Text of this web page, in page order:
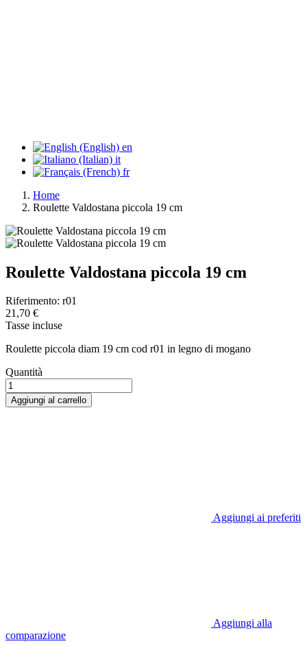
en
it
fr
Home
Roulette Valdostana piccola 19 cm
Roulette Valdostana piccola 19 cm
Riferimento: r01
21,70 €
Tasse incluse
Roulette piccola diam 19 cm cod r01 in legno di mogano
Quantità
Aggiungi al carrello
Aggiungi ai preferiti
Aggiungi alla
comparazione